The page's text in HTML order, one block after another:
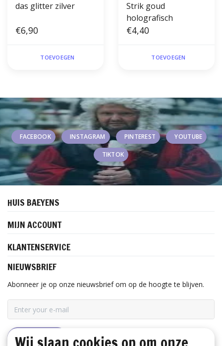
das glitter zilver
€6,90
TOEVOEGEN
Strik goud
holografisch
€4,40
TOEVOEGEN
FACEBOOK INSTAGRAM PINTEREST YOUTUBE
TIKTOK
HUIS BAEYENS
MIJN ACCOUNT
KLANTENSERVICE
NIEUWSBRIEF
Abonneer je op onze nieuwsbrief om op de hoogte te blijven.
ABONNEER